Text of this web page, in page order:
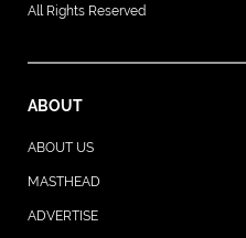
All Rights Reserved
ABOUT
ABOUT US
MASTHEAD
ADVERTISE